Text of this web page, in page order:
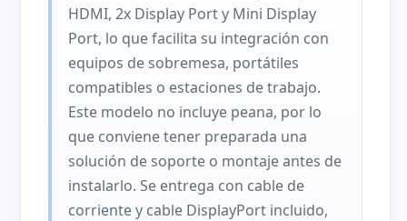
HDMI, 2x Display Port y Mini Display
Port, lo que facilita su integración con
equipos de sobremesa, portátiles
compatibles o estaciones de trabajo.
Este modelo no incluye peana, por lo
que conviene tener preparada una
solución de soporte o montaje antes de
instalarlo. Se entrega con cable de
corriente y cable DisplayPort incluido,